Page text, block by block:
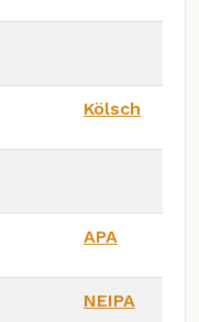
Kölsch
APA
NEIPA